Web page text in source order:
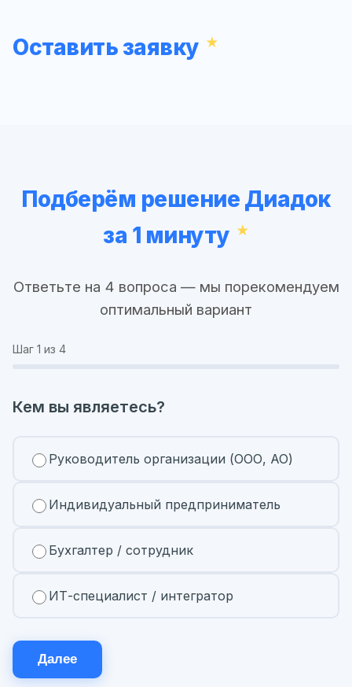
Оставить заявку
Подберём решение Диадок
за 1 минуту
Ответьте на 4 вопроса — мы порекомендуем
оптимальный вариант
Шаг 1 из 4
Кем вы являетесь?
Руководитель организации (ООО, АО)
Индивидуальный предприниматель
Бухгалтер / сотрудник
ИТ-специалист / интегратор
Далее